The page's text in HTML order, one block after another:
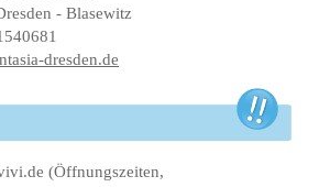
- Blasewitz
dresden.de
(Öffnungszeiten,